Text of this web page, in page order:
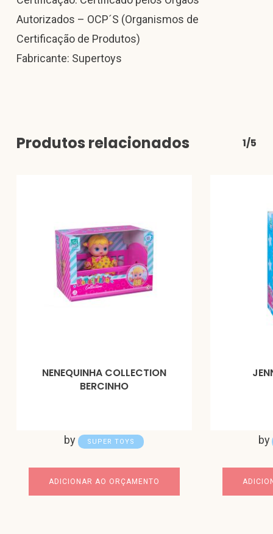
Autorizados – OCP´S (Organismos de
Certificação de Produtos)
Fabricante: Supertoys
Produtos relacionados 1/5
NENEQUINHA COLLECTION
BERCINHO
by SUPER TOYS
ADICIONAR AO ORÇAMENTO
by